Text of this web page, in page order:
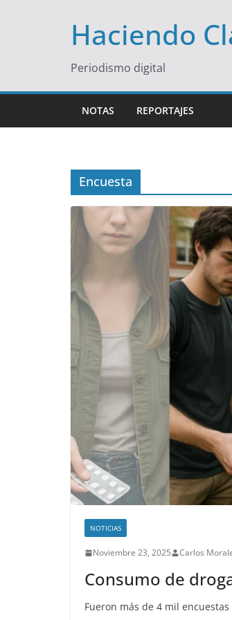
Haciendo
Periodismo digital
NOTAS REPORTAJES
Encuesta
NOTICIAS
Noviembre 23, 2025 Carlos
Consumo de
Fueron más de 4 mil